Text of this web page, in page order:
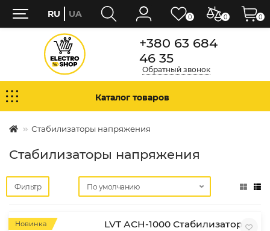
+380 63 684
46 35
Обратный звонок
Каталог товаров
Стабилизаторы напряжения
Стабилизаторы напряжения
Фильтр
Новинка
LVT АСН-1000 Стабилизатор
0 0
RU UA 0